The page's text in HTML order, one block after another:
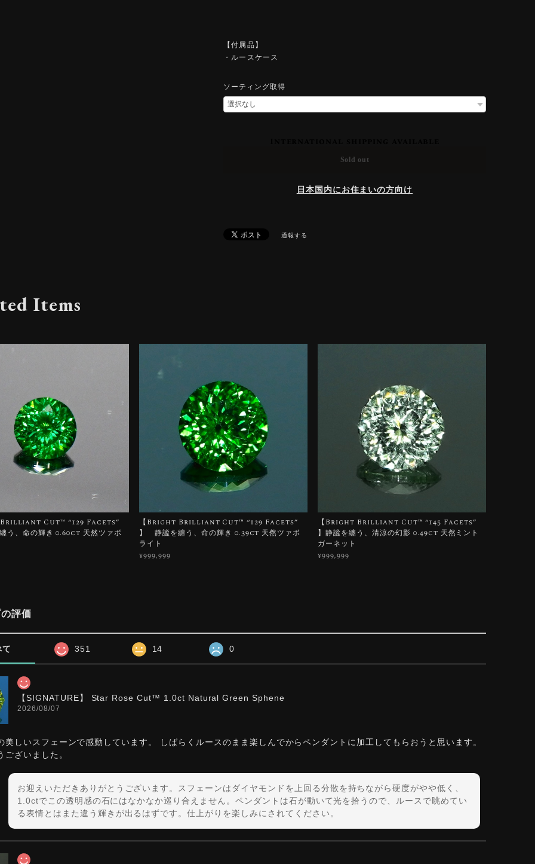
【付属品】
・ルースケース
ソーティング取得
Sold out
日本国内にお住まいの方向け
通報する
Items
Cut™️ “129 Facets”
う、命の輝き 0.60ct 天然ツァボ
【Bright Brilliant Cut™️ “129 Facets”
】 静謐を纏う、命の輝き 0.39ct 天然ツァボ
ライト
¥999,999
【Bright Brilliant Cut™️ “145 Facets”
】静謐を纏う、清涼の幻影 0.49ct 天然ミント
ガーネット
¥999,999
評価
て 351 14 0
【SIGNATURE】 Star Rose Cut™️ 1.0ct Natural Green Sphene
2026/08/07
美しいスフェーンで感動しています。 しばらくルースのまま楽しんでからペンダントに加工してもらおうと思います。
ございました。
お迎えいただきありがとうございます。スフェーンはダイヤモンドを上回る分散を持ちながら硬度がやや低く、
1.0ctでこの透明感の石にはなかなか巡り合えません。ペンダントは石が動いて光を拾うので、ルースで眺めてい
る表情とはまた違う輝きが出るはずです。仕上がりを楽しみにされてください。